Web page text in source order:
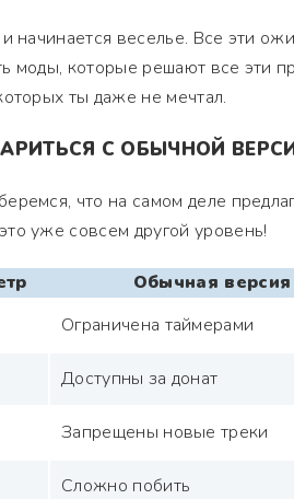
начинается веселье. Все эти
моды, которые решают все эти
ты даже не мечтал.
С ОБЫЧНОЙ
что на самом деле
уже совсем другой уровень!
Обычная версия
Ограничена таймерами
Доступны за донат
Запрещены новые треки
Сложно побить